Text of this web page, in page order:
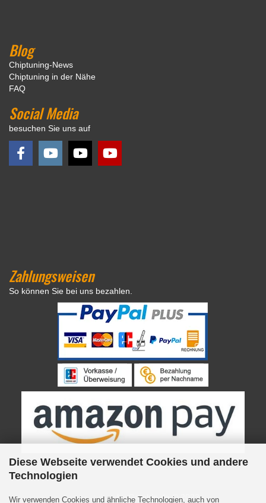
Diese Webseite verwendet Cookies und andere
Technologien
Wir verwenden Cookies und ähnliche Technologien, auch von
Blog
Chiptuning-News
Chiptuning in der Nähe
FAQ
Social Media
besuchen Sie uns auf
Zahlungsweisen
So können Sie bei uns bezahlen.
Internetshopby Gambio.de © 2023